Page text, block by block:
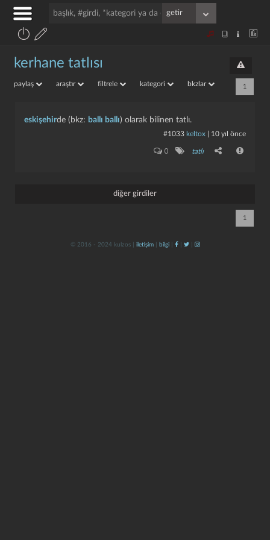
kerhane tatlısı
paylaş araştır filtrele kategori bkzlar 1
eskişehirde (bkz: ballı ballı) olarak bilinen tatlı.
#1033 keltox 10 yıl önce
0 tatlı
diğer girdiler
1
© 2016 - 2024 kulzos | iletişim| bilgi| | |